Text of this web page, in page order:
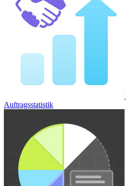
Auftragsstatistik